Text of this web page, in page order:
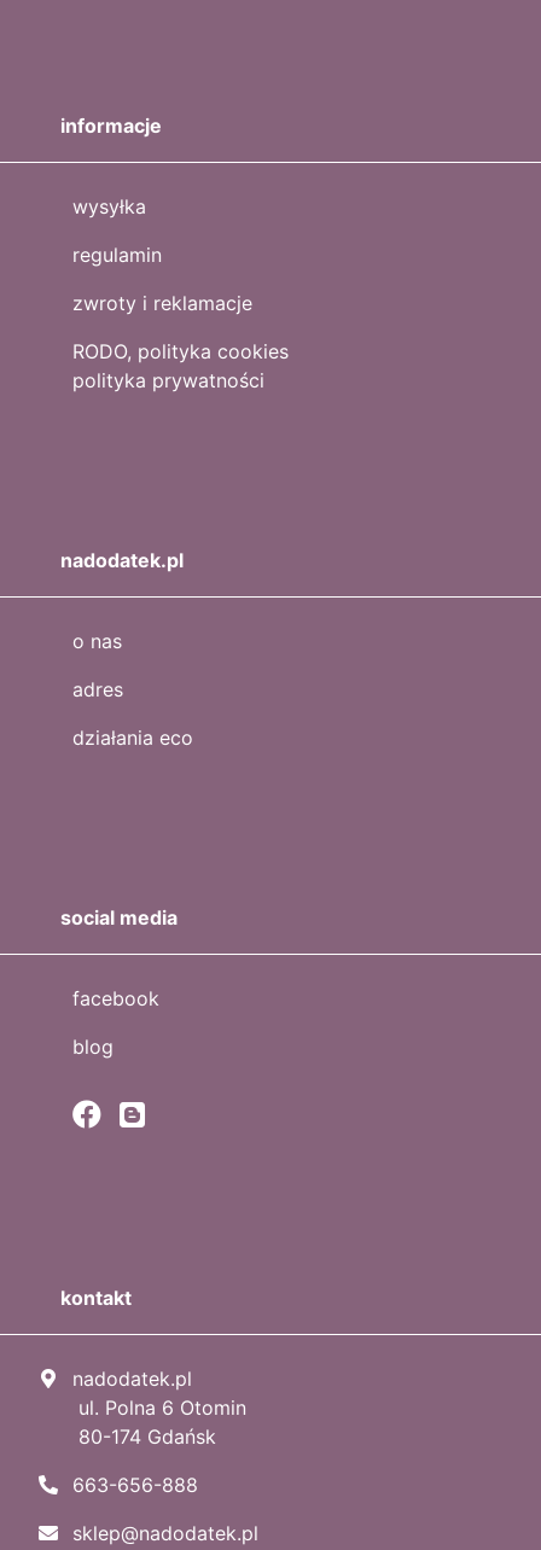
informacje
wysyłka
regulamin
zwroty i reklamacje
RODO, polityka cookies
polityka prywatności
nadodatek.pl
o nas
adres
działania eco
social media
facebook
blog
kontakt
nadodatek.pl
ul. Polna 6 Otomin
80-174 Gdańsk
663-656-888
sklep@nadodatek.pl